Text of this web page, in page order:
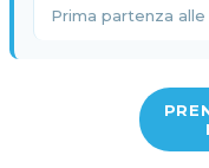
Prima partenza